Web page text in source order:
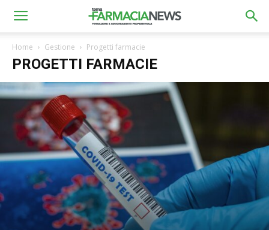
Home Gestione Progetti farmacie
PROGETTI FARMACIE